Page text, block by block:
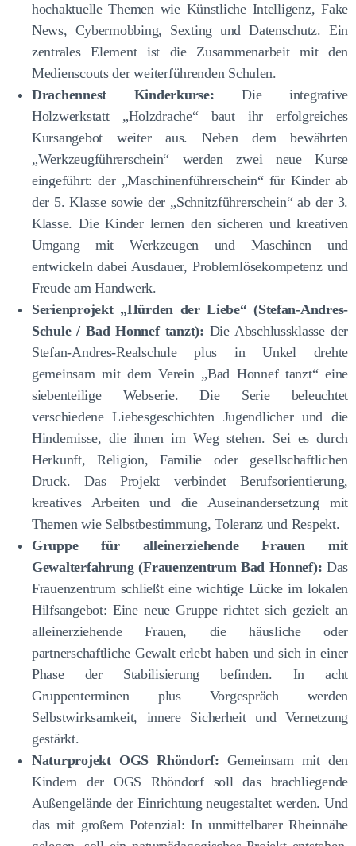
hochaktuelle Themen wie Künstliche Intelligenz, Fake
News, Cybermobbing, Sexting und Datenschutz. Ein
zentrales Element ist die Zusammenarbeit mit den
Medienscouts der weiterführenden Schulen.
Drachennest Kinderkurse: Die integrative
Holzwerkstatt „Holzdrache“ baut ihr erfolgreiches
Kursangebot weiter aus. Neben dem bewährten
„Werkzeugführerschein“ werden zwei neue Kurse
eingeführt: der „Maschinenführerschein“ für Kinder ab
der 5. Klasse sowie der „Schnitzführerschein“ ab der 3.
Klasse. Die Kinder lernen den sicheren und kreativen
Umgang mit Werkzeugen und Maschinen und
entwickeln dabei Ausdauer, Problemlösekompetenz und
Freude am Handwerk.
Serienprojekt „Hürden der Liebe“ (Stefan-Andres-
Schule / Bad Honnef tanzt): Die Abschlussklasse der
Stefan-Andres-Realschule plus in Unkel drehte
gemeinsam mit dem Verein „Bad Honnef tanzt“ eine
siebenteilige Webserie. Die Serie beleuchtet
verschiedene Liebesgeschichten Jugendlicher und die
Hindernisse, die ihnen im Weg stehen. Sei es durch
Herkunft, Religion, Familie oder gesellschaftlichen
Druck. Das Projekt verbindet Berufsorientierung,
kreatives Arbeiten und die Auseinandersetzung mit
Themen wie Selbstbestimmung, Toleranz und Respekt.
Gruppe für alleinerziehende Frauen mit
Gewalterfahrung (Frauenzentrum Bad Honnef): Das
Frauenzentrum schließt eine wichtige Lücke im lokalen
Hilfsangebot: Eine neue Gruppe richtet sich gezielt an
alleinerziehende Frauen, die häusliche oder
partnerschaftliche Gewalt erlebt haben und sich in einer
Phase der Stabilisierung befinden. In acht
Gruppenterminen plus Vorgespräch werden
Selbstwirksamkeit, innere Sicherheit und Vernetzung
gestärkt.
Naturprojekt OGS Rhöndorf: Gemeinsam mit den
Kindern der OGS Rhöndorf soll das brachliegende
Außengelände der Einrichtung neugestaltet werden. Und
das mit großem Potenzial: In unmittelbarer Rheinnähe